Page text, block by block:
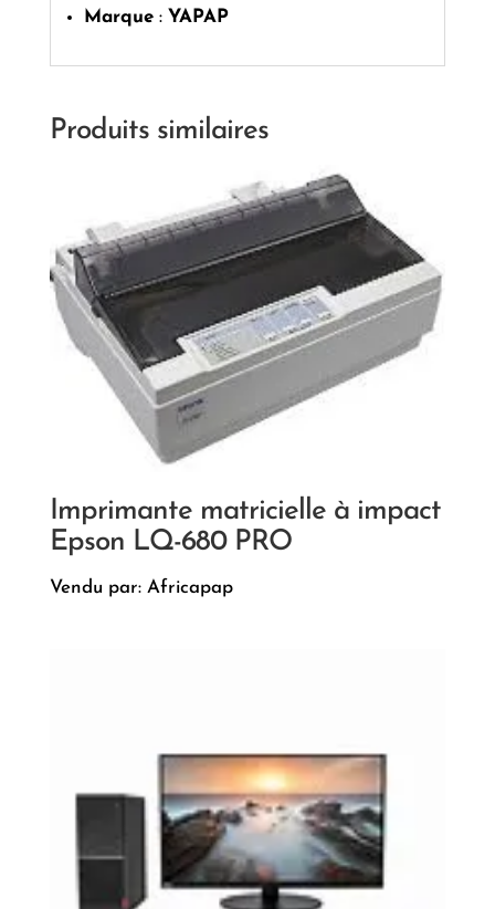
Marque: YAPAP
Produits similaires
Imprimante matricielle à impact
Epson LQ-680 PRO
Vendu par: Africapap